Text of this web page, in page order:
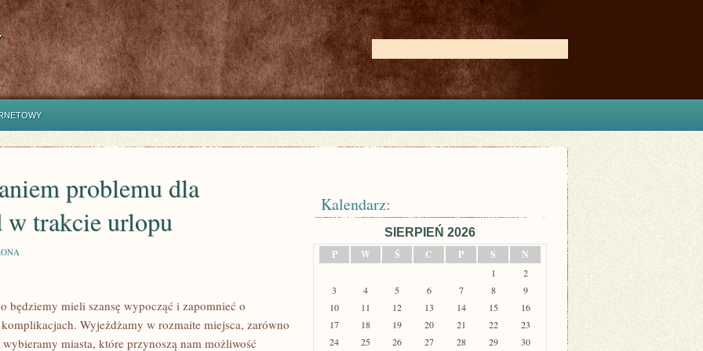
problemu dla
w trakcie urlopu
będziemy mieli szansę wypocząć i zapomnieć o
Wyjeżdżamy w rozmaite miejsca, zarówno
miasta, które przynoszą nam możliwość
Kalendarz:
SIERPIEŃ 2026
P
W Ś C P S N
1
2
3
4 5 6 7 8
9
10
11 12 13 14 15
16
17
18 19 20 21 22
23
24
25 26 27 28 29
30